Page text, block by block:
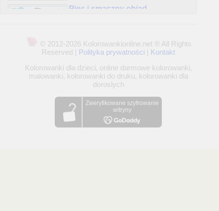
Pies i smaczny obiad
Kolorowane: 10,081x
Smok z balonom
Kolorowane: 5,852x
© 2012-2026 Kolorowankionline.net ® All Rights
Reserved | Polityka prywatności
Kontakt
Kolorowanki dla dzieci, online darmowe kolorowanki,
malowanki, kolorowanki do druku, kolorowanki dla
doroslych